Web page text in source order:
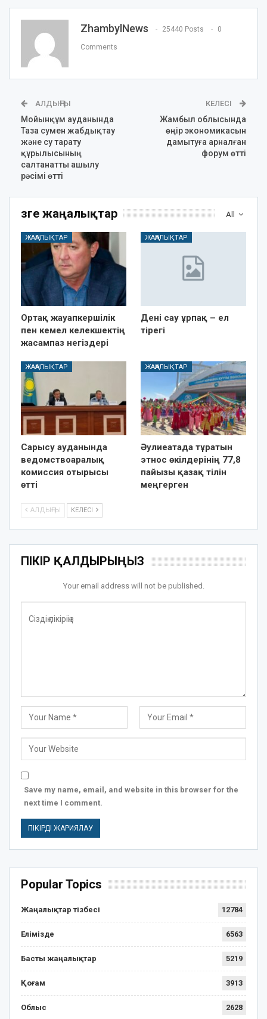
ZhambylNews 25440 Posts 0
Comments
АЛДЫҢҒЫ
Мойынқұм ауданында
Таза сумен жабдықтау
және су тарату
құрылысының
салтанатты ашылу
рәсімі өтті
КЕЛЕСІ
Жамбыл облысында
өңір экономикасын
дамытуға арналған
форум өтті
All
Өзге жаңалықтар
ЖАҢАЛЫҚТАР
Ортақ жауапкершілік
пен кемел келекшектің
жасампаз негіздері
ЖАҢАЛЫҚТАР
Дені сау ұрпақ – ел
тірегі
ЖАҢАЛЫҚТАР
Сарысу ауданында
ведомствоаралық
комиссия отырысы
өтті
ЖАҢАЛЫҚТАР
Әулиеатада тұратын
этнос өкілдерінің 77,8
пайызы қазақ тілін
меңгерген
АЛДЫҢҒЫ КЕЛЕСІ
ПІКІР ҚАЛДЫРЫҢЫЗ
Your email address will not be published.
Save my name, email, and website in this browser for the
next time I comment.
Popular Topics
Жаңалықтар тізбесі 12784
Елімізде 6563
Басты жаңалықтар 5219
Қоғам 3913
Облыс 2628